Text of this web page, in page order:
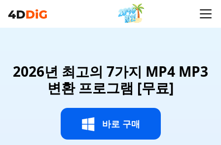
2026년 최고의 7가지 MP4 MP3
변환 프로그램 [무료]
바로 구매